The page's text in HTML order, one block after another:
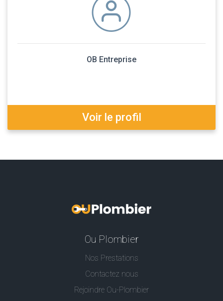
OB Entreprise
Voir le profil
Ou Plombier
Nos Prestations
Contactez nous
Rejoindre Ou-Plombier